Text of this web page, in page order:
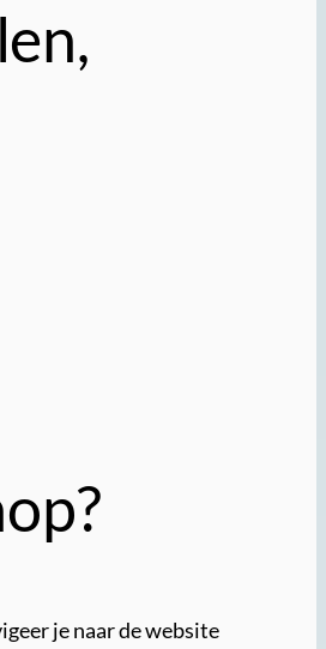
je naar de website